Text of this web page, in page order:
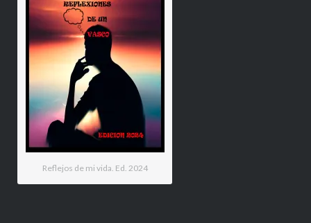
Reflejos de mi vida. Ed. 2024